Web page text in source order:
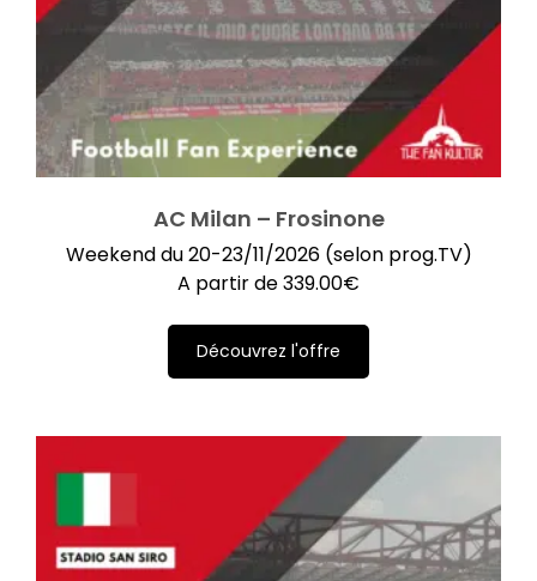
AC Milan – Frosinone
Weekend du 20-23/11/2026 (selon prog.TV)
A partir de339.00€
Découvrez l'offre